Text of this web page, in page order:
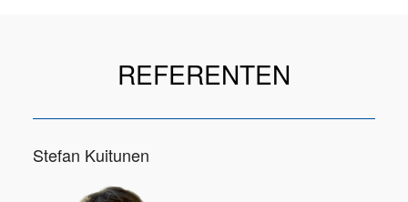
REFERENTEN
Stefan Kuitunen